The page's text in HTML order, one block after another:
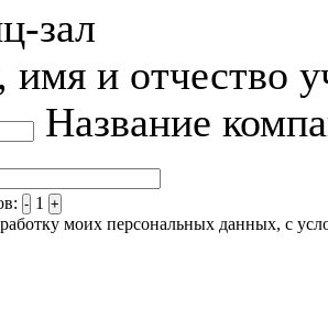
зал
и отчество
Название
- 1 +
моих персональных данных, с